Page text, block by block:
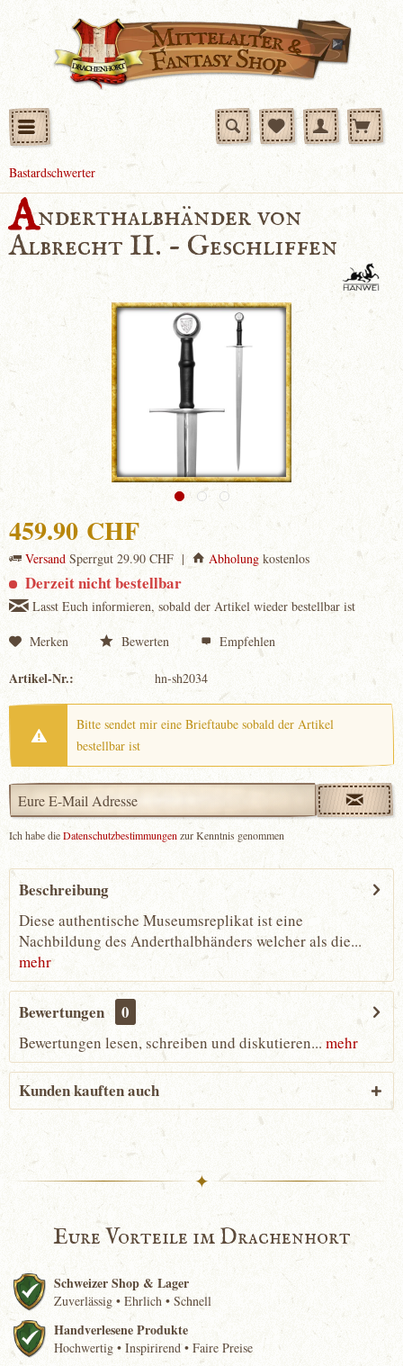
Bastardschwerter
Anderthalbhänder von
Albrecht II. - Geschliffen
459.90 CHF
VersandSperrgut 29.90 CHF | Abholung kostenlos
Derzeit nicht bestellbar
Lasst Euch informieren, sobald der Artikel wieder bestellbar ist
Merken Bewerten Empfehlen
Artikel-Nr.: hn-sh2034
Bitte sendet mir eine Brieftaube sobald der Artikel
bestellbar ist
Ich habe dieDatenschutzbestimmungenzur Kenntnis genommen
Beschreibung
Diese authentische Museumsreplikat ist eine
Nachbildung des Anderthalbhänders welcher als die...
mehr
Bewertungen 0
Bewertungen lesen, schreiben und diskutieren...mehr
Kunden kauften auch
✦
Eure Vorteile im Drachenhort
Schweizer Shop & Lager
Zuverlässig • Ehrlich • Schnell
Handverlesene Produkte
Hochwertig • Inspirirend • Faire Preise